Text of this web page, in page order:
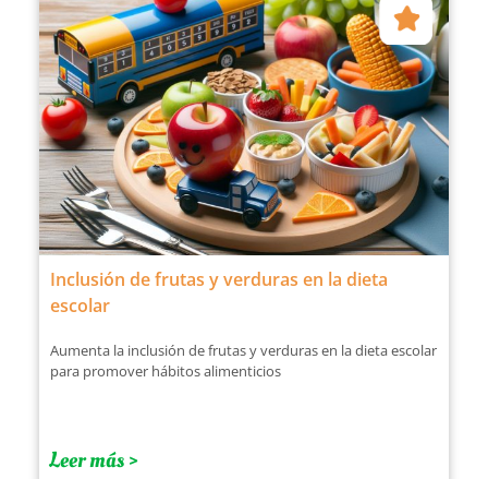
Inclusión de frutas y verduras en la dieta
escolar
Aumenta la inclusión de frutas y verduras en la dieta escolar
para promover hábitos alimenticios
Leer más >